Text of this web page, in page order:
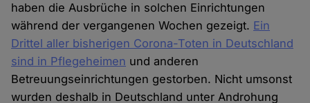
haben die Ausbrüche in solchen Einrichtungen
während der vergangenen Wochen gezeigt. Ein
Drittel aller bisherigen Corona-Toten in Deutschland
sind in Pflegeheimen und anderen
Betreuungseinrichtungen gestorben. Nicht umsonst
wurden deshalb in Deutschland unter Androhung